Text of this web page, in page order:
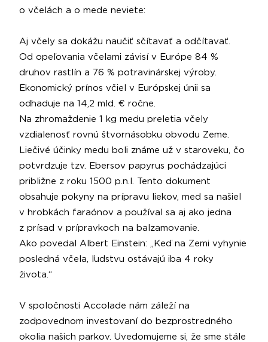
o včelách a o mede neviete:
Aj včely sa dokážu naučiť sčítavať a odčítavať.
Od opeľovania včelami závisí v Európe 84 %
druhov rastlín a 76 % potravinárskej výroby.
Ekonomický prínos včiel v Európskej únii sa
odhaduje na 14,2 mld. € ročne.
Na zhromaždenie 1 kg medu preletia včely
vzdialenosť rovnú štvornásobku obvodu Zeme.
Liečivé účinky medu boli známe už v staroveku, čo
potvrdzuje tzv. Ebersov papyrus pochádzajúci
približne z roku 1500 p.n.l. Tento dokument
obsahuje pokyny na prípravu liekov, med sa našiel
v hrobkách faraónov a používal sa aj ako jedna
z prísad v prípravkoch na balzamovanie.
Ako povedal Albert Einstein: „Keď na Zemi vyhynie
posledná včela, ľudstvu ostávajú iba 4 roky
života.“
V spoločnosti Accolade nám záleží na
zodpovednom investovaní do bezprostredného
okolia našich parkov. Uvedomujeme si, že sme stále